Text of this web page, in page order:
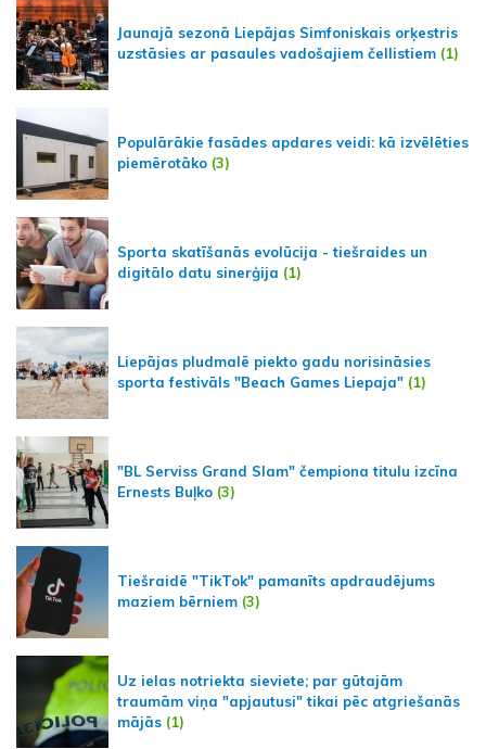
Jaunajā sezonā Liepājas Simfoniskais orķestris
uzstāsies ar pasaules vadošajiem čellistiem (1)
Populārākie fasādes apdares veidi: kā izvēlēties
piemērotāko (3)
Sporta skatīšanās evolūcija - tiešraides un
digitālo datu sinerģija (1)
Liepājas pludmalē piekto gadu norisināsies
sporta festivāls "Beach Games Liepaja" (1)
"BL Serviss Grand Slam" čempiona titulu izcīna
Ernests Buļko (3)
Tiešraidē "TikTok" pamanīts apdraudējums
maziem bērniem (3)
Uz ielas notriekta sieviete; par gūtajām
traumām viņa "apjautusi" tikai pēc atgriešanās
mājās (1)